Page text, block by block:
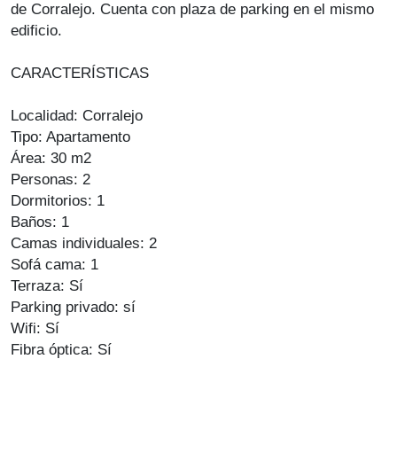
de Corralejo. Cuenta con plaza de parking en el mismo
edificio.
CARACTERÍSTICAS
Localidad: Corralejo
Tipo: Apartamento
Área: 30 m2
Personas: 2
Dormitorios: 1
Baños: 1
Camas individuales: 2
Sofá cama: 1
Terraza: Sí
Parking privado: sí
Wifi: Sí
Fibra óptica: Sí